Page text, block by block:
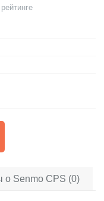
о Senmo CPS (0)